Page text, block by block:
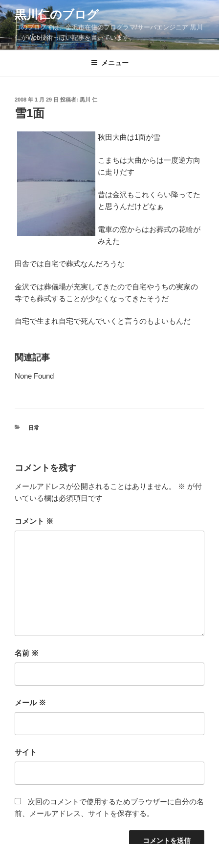
コ
ン
テ
ン
ツ
黒川仁のブログ
このブログでは、金沢市在住のプログラマ/サーバエンジニア 黒川
仁がWeb技術っぽい記事を書いています。
メニュー
投
稿
日:
2008 年 1 月 29 日 投稿者: 黒川 仁
雪1面
秋田大曲は1面が雪
こまちは大曲からは一度逆方向
に走りだす
昔は金沢もこれくらい降ってた
と思うんだけどなぁ
電車の窓からはお葬式の花輪が
みえた
田舎では自宅で葬式なんだろうな
金沢では葬儀場が充実してきたので自宅やうちの実家の
寺でも葬式することが少なくなってきたそうだ
自宅で生まれ自宅で死んでいくと言うのもよいもんだ
関連記事
None Found
カ
日常
コメントを残す
メールアドレスが公開されることはありません。 ※ が付
いている欄は必須項目です
コメント ※
名前 ※
メール ※
サイト
次回のコメントで使用するためブラウザーに自分の名
前、メールアドレス、サイトを保存する。